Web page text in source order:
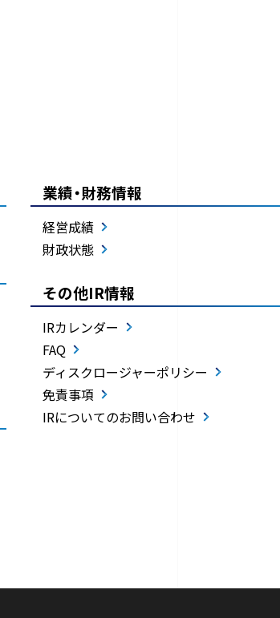
業績・財務情報
経営成績
財政状態
その他IR情報
IRカレンダー
FAQ
ディスクロージャーポリシー
免責事項
IRについてのお問い合わせ